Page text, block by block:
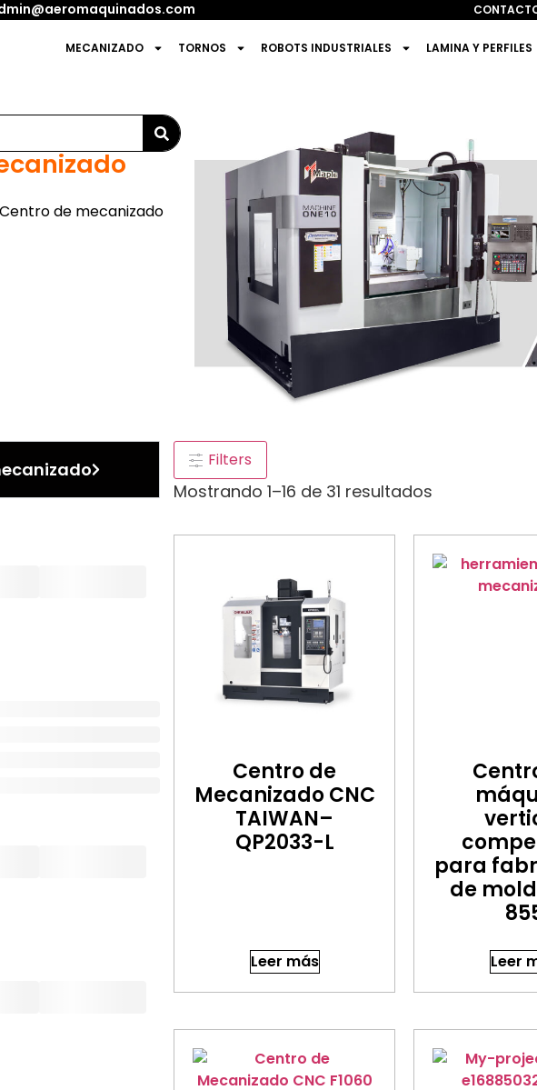
MECANIZADO TORNOS ROBOTS INDUSTRIALES LAMINA Y PERFILES
de mecanizado
Filters
Mostrando 1–16 de 31 resultados
Centro de
Mecanizado CNC
TAIWAN–
QP2033-L
Leer más
para
de
Leer